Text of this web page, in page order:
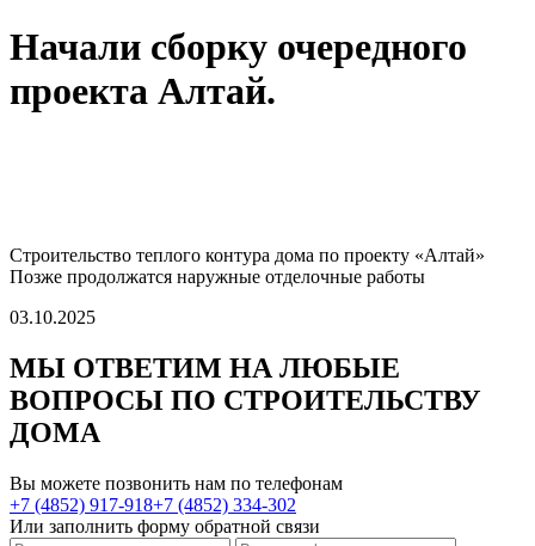
Начали сборку очередного
проекта Алтай.
Строительство теплого контура дома по проекту «Алтай»
Позже продолжатся наружные отделочные работы
03.10.2025
МЫ ОТВЕТИМ НА ЛЮБЫЕ
ВОПРОСЫ ПО СТРОИТЕЛЬСТВУ
ДОМА
Вы можете позвонить нам по телефонам
+7 (4852) 917-918+7 (4852) 334-302
Или заполнить форму обратной связи